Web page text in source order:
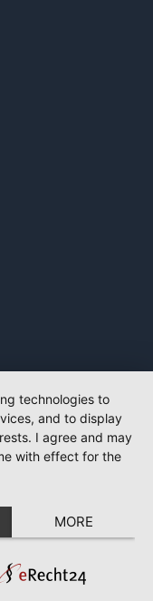
technologies to
and to display
I agree and may
with effect for the
MORE